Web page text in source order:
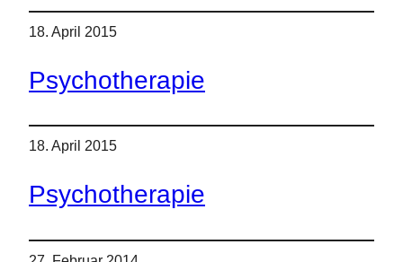
18. April 2015
Psychotherapie
18. April 2015
Psychotherapie